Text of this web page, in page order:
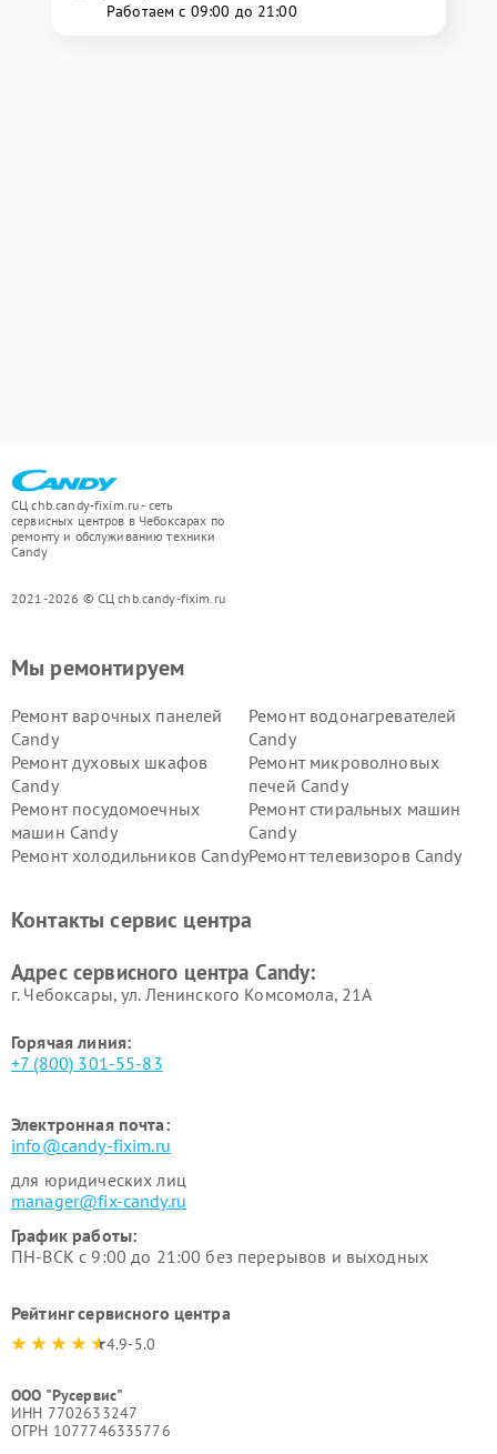
Работаем с 09:00 до 21:00
СЦ chb.candy-fixim.ru - сеть
сервисных центров в Чебоксарах по
ремонту и обслуживанию техники
Candy
2021-2026 © СЦ chb.candy-fixim.ru
Мы ремонтируем
Ремонт варочных панелей
Candy
Ремонт водонагревателей
Candy
Ремонт духовых шкафов
Candy
Ремонт микроволновых
печей Candy
Ремонт посудомоечных
машин Candy
Ремонт стиральных машин
Candy
Ремонт холодильников CandyРемонт телевизоров Candy
Контакты сервис центра
Адрес сервисного центра Candy:
г. Чебоксары, ул. Ленинского Комсомола, 21А
Горячая линия:
+7 (800) 301-55-83
Электронная почта:
info@candy-fixim.ru
для юридических лиц
manager@fix-candy.ru
График работы:
ПН-ВСК с 9:00 до 21:00 без перерывов и выходных
Рейтинг сервисного центра
4.9-5.0
ООО "Русервис"
ИНН 7702633247
ОГРН 1077746335776